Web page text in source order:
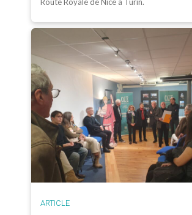
Route Royale de Nice à Turin.
ARTICLE